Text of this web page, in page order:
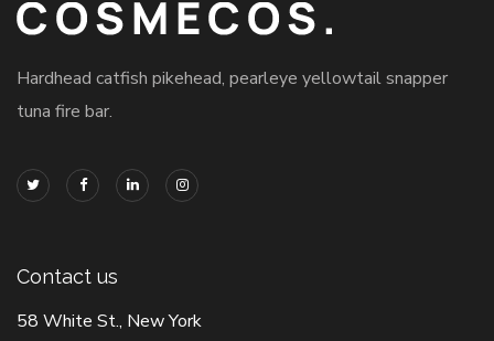
Hardhead catfish pikehead, pearleye yellowtail snapper
tuna fire bar.
Contact us
58 White St., New York